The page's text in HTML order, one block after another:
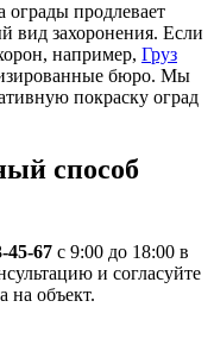
ограды продлевает
вид захоронения. Если
например, Груз
бюро. Мы
покраску оград
способ
45-67 с 9:00 до 18:00 в
и согласуйте
на объект.